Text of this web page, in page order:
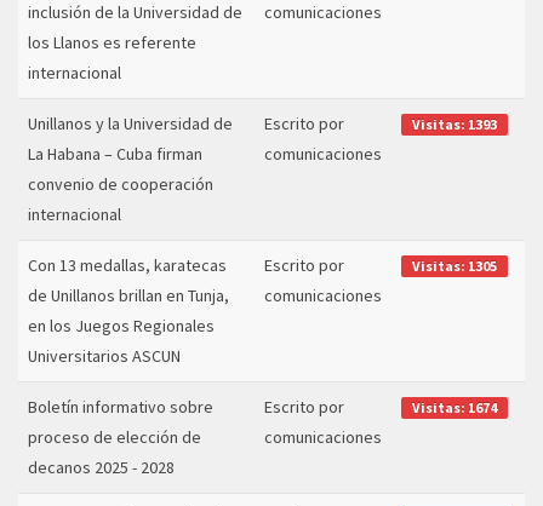
inclusión de la Universidad de
los Llanos es referente
internacional
comunicaciones
Unillanos y la Universidad de
La Habana – Cuba firman
convenio de cooperación
internacional
Escrito por
comunicaciones
Visitas: 1393
Con 13 medallas, karatecas
de Unillanos brillan en Tunja,
en los Juegos Regionales
Universitarios ASCUN
Escrito por
comunicaciones
Visitas: 1305
Boletín informativo sobre
proceso de elección de
decanos 2025 - 2028
Escrito por
comunicaciones
Visitas: 1674